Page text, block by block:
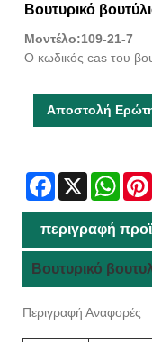
Βουτυρικό
Μοντέλο:109-21-7
Ο κωδικός cas του
Αποστολή
Facebook
X
περιγραφή
Βουτυρικό
Περιγραφή Αναφορές